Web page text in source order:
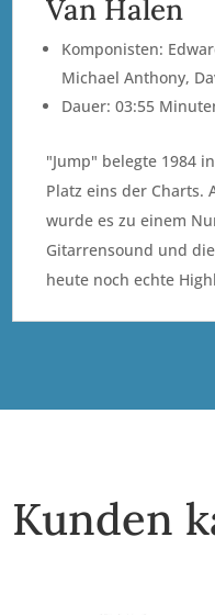
Van Halen
Komponisten:
Michael Anthony,
Dauer: 03:55
"Jump" belegte 1984
Platz eins der Charts.
wurde es zu einem
Gitarrensound und
heute noch echte
Kunden